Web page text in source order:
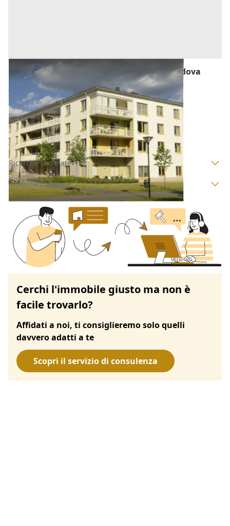
Abitazione di Tipo Economico all'asta a Padova
Torreglia (Padova)
Offerta minima
7.500 €
Codice asta: EW42676866
Asta chiusa
Ricerche correlate
Ricerche correlate
Cerchi l'immobile giusto ma non è
facile trovarlo?
Affidati a noi, ti consiglieremo solo quelli
davvero adatti a te
Scopri il servizio di consulenza